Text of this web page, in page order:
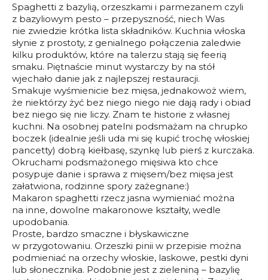
Spaghetti z bazylią, orzeszkami i parmezanem czyli
z bazyliowym pesto – przepyszność, niech Was
nie zwiedzie krótka lista składników. Kuchnia włoska
słynie z prostoty, z genialnego połączenia zaledwie
kilku produktów, które na talerzu stają się feerią
smaku. Piętnaście minut wystarczy by na stół
wjechało danie jak z najlepszej restauracji.
Smakuje wyśmienicie bez mięsa, jednakowoż wiem,
że niektórzy żyć bez niego niego nie dają rady i obiad
bez niego się nie liczy. Znam te historie z własnej
kuchni. Na osobnej patelni podsmażam na chrupko
boczek (idealnie jeśli uda mi się kupić trochę włoskiej
pancetty) dobrą kiełbasę, szynkę lub pierś z kurczaka.
Okruchami podsmażonego mięsiwa kto chce
posypuje danie i sprawa z mięsem/bez mięsa jest
załatwiona, rodzinne spory zażegnane:)
Makaron spaghetti rzecz jasna wymieniać można
na inne, dowolne makaronowe kształty, wedle
upodobania.
Proste, bardzo smaczne i błyskawiczne
w przygotowaniu. Orzeszki pinii w przepisie można
podmieniać na orzechy włoskie, laskowe, pestki dyni
lub słonecznika. Podobnie jest z zieleniną – bazylię